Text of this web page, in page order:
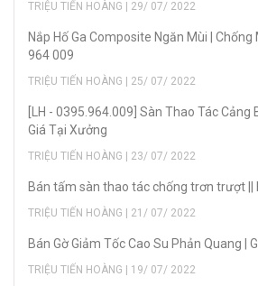
TRIỆU TIẾN HOÀNG | 29/ 07/ 2022
Nắp Hố Ga Composite Ngăn Mùi | Chống
964 009
TRIỆU TIẾN HOÀNG | 25/ 07/ 2022
[LH - 0395.964.009] Sàn Thao Tác Cảng
Giá Tại Xưởng
TRIỆU TIẾN HOÀNG | 23/ 07/ 2022
Bán tấm sàn thao tác chống trơn trượt ||
TRIỆU TIẾN HOÀNG | 21/ 07/ 2022
Bán Gờ Giảm Tốc Cao Su Phản Quang |
TRIỆU TIẾN HOÀNG | 19/ 07/ 2022